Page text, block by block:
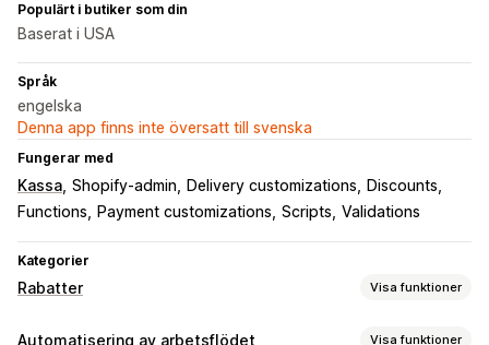
Populärt i butiker som din
Baserat i USA
Språk
engelska
Denna app finns inte översatt till svenska
Fungerar med
Kassa Shopify-admin Delivery customizations
Discounts
Functions
Payment customizations Scripts Validations
Kategorier
Rabatter Visa funktioner
Rabattyper
Automatisering av arbetsflödet Visa funktioner